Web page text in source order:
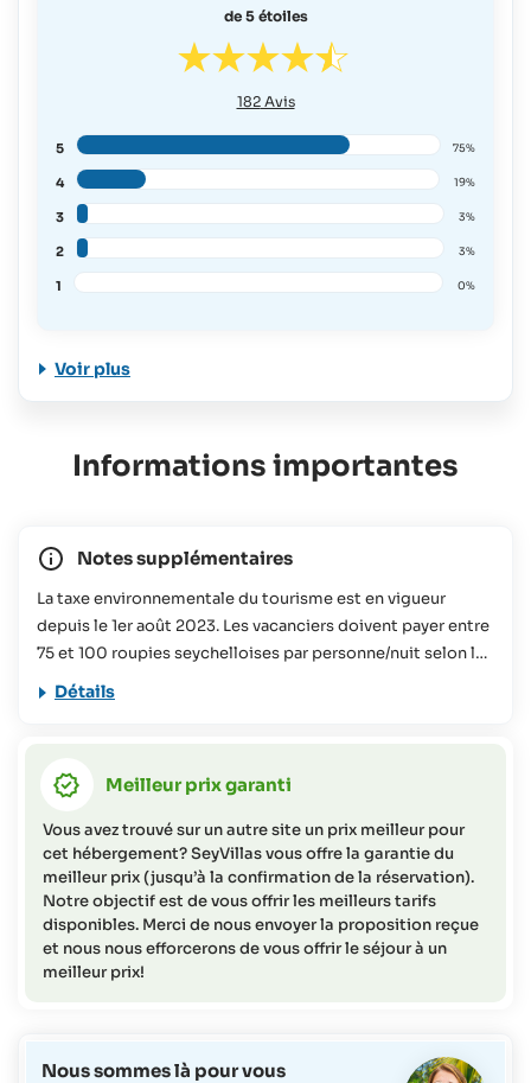
de 5 étoiles
182Avis
5 75%
4 19%
3 3%
2 3%
1 0%
Voir plus
Informations importantes
Notes supplémentaires
La taxe environnementale du tourisme est en vigueur
depuis le 1er août 2023. Les vacanciers doivent payer entre
75 et 100 roupies seychelloises par personne/nuit selon la
taille de l'hébergement réservé. Cette contribution sera
Cette offre de voyage ne convient pas aux personnes à
d'informations).
Détails
Meilleur prix garanti
Vous avez trouvé sur un autre site un prix meilleur pour
cet hébergement? SeyVillas vous offre la garantie du
meilleur prix (jusqu’à la confirmation de la réservation).
Notre objectif est de vous offrir les meilleurs tarifs
disponibles. Merci de nous envoyer la proposition reçue
et nous nous efforcerons de vous offrir le séjour à un
meilleur prix!
Nous sommes là pour vous